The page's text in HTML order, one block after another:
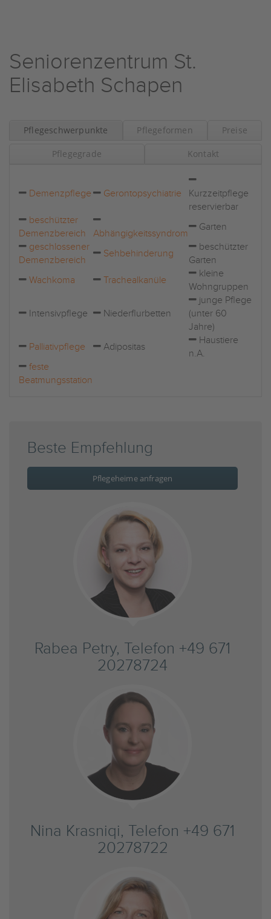
Seniorenzentrum St.
Elisabeth Schapen
Pflegeschwerpunkte Pflegeformen Preise
Pflegegrade Kontakt
Demenzpflege Gerontopsychiatrie
Kurzzeitpflege
reservierbar
beschützter
Demenzbereich
Abhängigkeitssyndrom
Garten
geschlossener
Demenzbereich
Sehbehinderung
beschützter
Garten
Wachkoma
Trachealkanüle
kleine
Wohngruppen
Intensivpflege Niederflurbetten
junge Pflege
(unter 60
Jahre)
Palliativpflege
Adipositas
Haustiere
n.A.
feste
Beatmungsstation
Beste Empfehlung
Pflegeheime anfragen
Rabea Petry, Telefon +49 671
20278724
Nina Krasniqi, Telefon +49 671
20278722